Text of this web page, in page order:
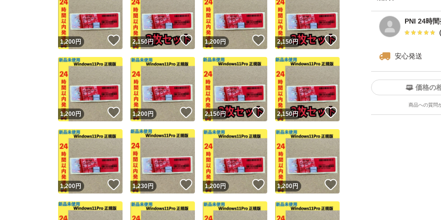
PNI 24時
安心発送
価格の
商品への質問
1,200円 いいね！
2,150円 いいね！
1,200円 いいね！
2,150円
1,200円 いいね！
1,200円 いいね！
2,150円 いいね！
2,150円
1,200円 いいね！
1,230円 いいね！
1,200円 いいね！
1,200円